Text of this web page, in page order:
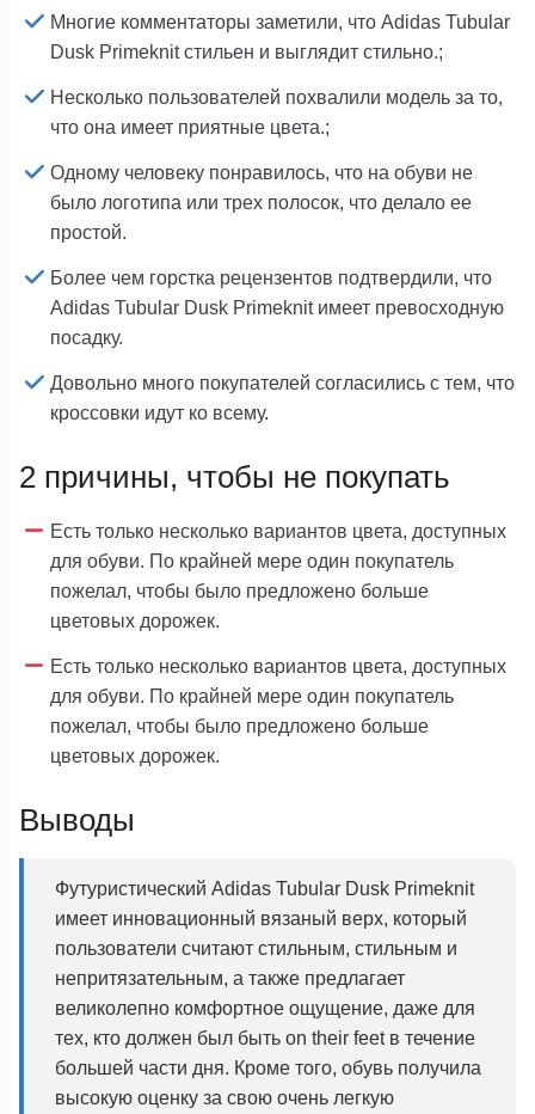
Многие комментаторы заметили, что Adidas Tubular
Dusk Primeknit стильен и выглядит стильно.;
Несколько пользователей похвалили модель за то,
что она имеет приятные цвета.;
Одному человеку понравилось, что на обуви не
было логотипа или трех полосок, что делало ее
простой.
Более чем горстка рецензентов подтвердили, что
Adidas Tubular Dusk Primeknit имеет превосходную
посадку.
Довольно много покупателей согласились с тем, что
кроссовки идут ко всему.
2 причины, чтобы не покупать
Есть только несколько вариантов цвета, доступных
для обуви. По крайней мере один покупатель
пожелал, чтобы было предложено больше
цветовых дорожек.
Есть только несколько вариантов цвета, доступных
для обуви. По крайней мере один покупатель
пожелал, чтобы было предложено больше
цветовых дорожек.
Выводы
Футуристический Adidas Tubular Dusk Primeknit
имеет инновационный вязаный верх, который
пользователи считают стильным, стильным и
непритязательным, а также предлагает
великолепно комфортное ощущение, даже для
тех, кто должен был быть on their feet в течение
большей части дня. Кроме того, обувь получила
высокую оценку за свою очень легкую